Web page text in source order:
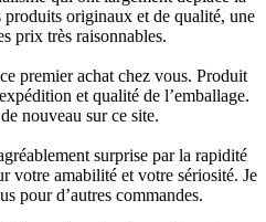
produits originaux et de qualité, une
prix très raisonnables.
premier achat chez vous. Produit
et qualité de l’emballage.
nouveau sur ce site.
surprise par la rapidité
votre amabilité et votre sériosité. Je
pour d’autres commandes.